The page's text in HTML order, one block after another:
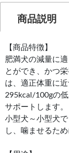
商品説明
【商品特徴】
肥満犬の減量に
とができ、かつ
は、適正体重に
295kcal/100gの
サポートします
小型犬～小型犬
し、噛ませるた